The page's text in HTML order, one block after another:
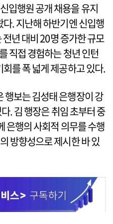
입행원 공개 채용을 유지
. 지난해 하반기엔 신입행
년 대비 20명 증가한 규모
직접 경험하는 청년 인턴
를 폭 넓게 제공하고 있다.
행보는 김성태 은행장이 강
. 김 행장은 취임 초부터 중
은행의 사회적 의무를 수행
방향성으로 제시한 바 있